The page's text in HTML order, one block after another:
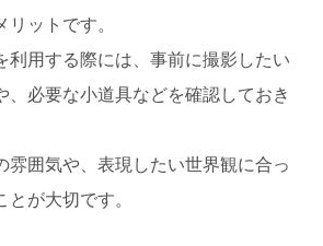
ットです。
利用する際には、事前に撮影したい
、必要な小道具などを確認しておき
雰囲気や、表現したい世界観に合っ
が大切です。